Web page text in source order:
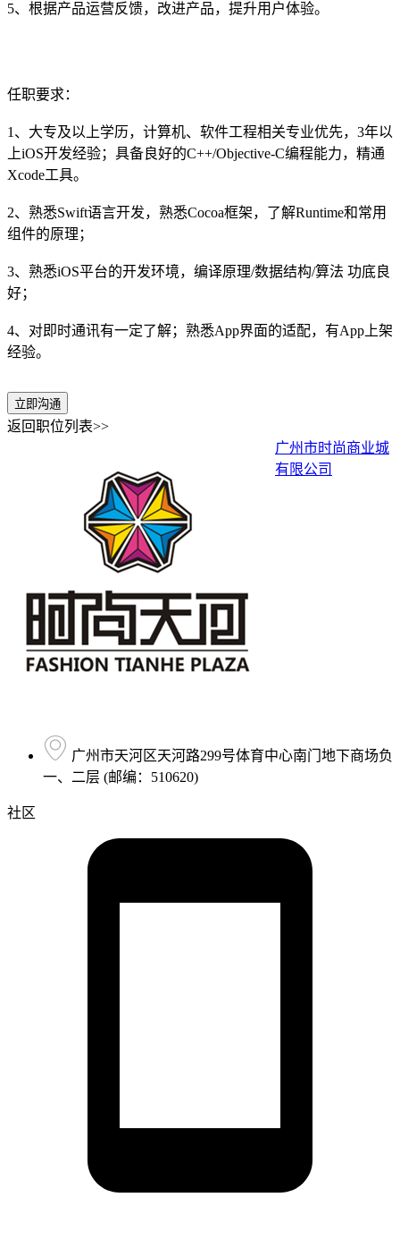
5、根据产品运营反馈，改进产品，提升用户体验。
任职要求：
1、大专及以上学历，计算机、软件工程相关专业优先，3年以
上iOS开发经验；具备良好的C++/Objective-C编程能力，精通
Xcode工具。
2、熟悉Swift语言开发，熟悉Cocoa框架，了解Runtime和常用
组件的原理；
3、熟悉iOS平台的开发环境，编译原理/数据结构/算法 功底良
好；
4、对即时通讯有一定了解；熟悉App界面的适配，有App上架
经验。
立即沟通
返回职位列表>>
广州市时尚商业城
有限公司
广州市天河区天河路299号体育中心南门地下商场负
一、二层 (邮编：510620)
社区